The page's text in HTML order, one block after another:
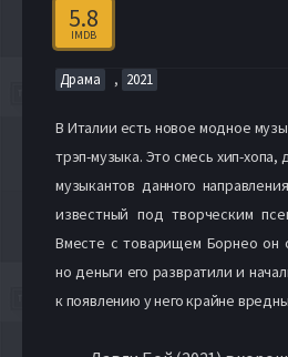
5.8
IMDB
Драма , 2021
В Италии есть новое модное
трэп-музыка. Это смесь хип-
музыкантов данного
известный под творческим
Вместе с товарищем Борнео он
но деньги его развратили и
к появлению у него крайне